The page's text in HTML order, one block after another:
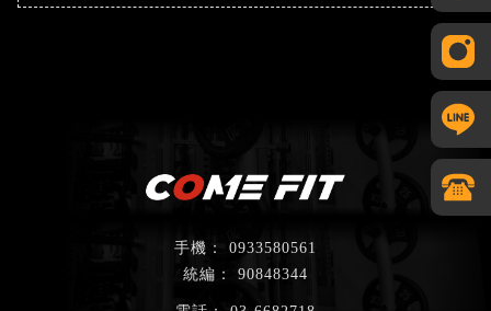
0933580561
90848344